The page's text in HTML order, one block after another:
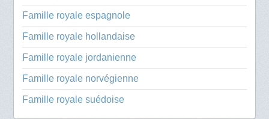
Famille royale espagnole
Famille royale hollandaise
Famille royale jordanienne
Famille royale norvégienne
Famille royale suédoise